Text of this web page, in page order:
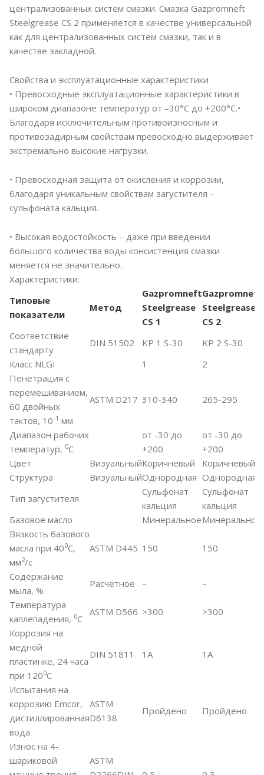
централизованных систем смазки. Смазка Gazpromneft
Steelgrease CS 2 применяется в качестве универсальной
как для централизованных систем смазки, так и в
качестве закладной.
Свойства и эксплуатационные характеристики
• Превосходные эксплуатационные характеристики в
широком диапазоне температур от –30°C до +200°C.•
Благодаря исключительным противоизносным и
противозадирным свойствам превосходно выдерживает
экстремально высокие нагрузки.
• Превосходная защита от окисления и коррозии,
благодаря уникальным свойствам загустителя –
сульфоната кальция.
• Высокая водостойкость – даже при введении
большого количества воды консистенция смазки
меняется не значительно.
Характеристики:
Типовые
показатели
Метод
Gazpromneft
Steelgrease
CS 1
Gazpromneft
Steelgrease
CS 2
Соответствие
стандарту
DIN 51502 KP 1 S-30
KP 2 S-30
Класс NLGI
1
2
Пенетрация с
перемешиванием,
60 двойных
тактов, 10-1 мм
ASTM D217 310-340 265-295
Диапазон рабочих
температур, 0С
от -30 до
+200
от -30 до
+200
Цвет
ВизуальныйКоричневый
Коричневый
Структура
ВизуальныйОднородная Однородная
Тип загустителя
Сульфонат
кальция
Сульфонат
кальция
Базовое масло
МинеральноеМинеральное
Вязкость базового
масла при 400С,
мм2/c
ASTM D445 150 150
Содержание
мыла, %
Расчетное –
–
Температура
каплепадения, 0С
ASTM D566 >300
>300
Коррозия на
медной
пластинке, 24 часа
при 1200С
DIN 51811 1А 1А
Испытания на
коррозию Emcor,
дистиллированная
вода
ASTM
D6138
Пройдено Пройдено
Износ на 4-
шариковой
ASTM